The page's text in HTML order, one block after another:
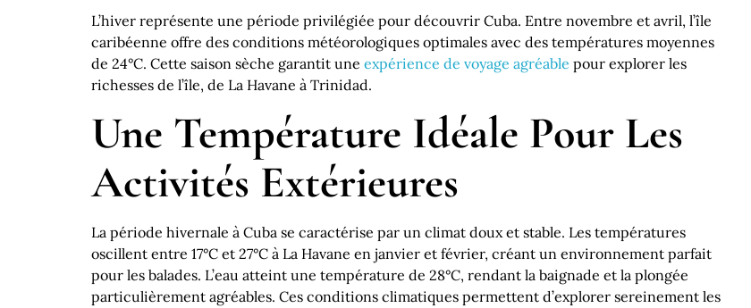
L’hiver représente une période privilégiée pour découvrir Cuba. Entre novembre et avril, l’île
caribéenne offre des conditions météorologiques optimales avec des températures moyennes
de 24°C. Cette saison sèche garantit une expérience de voyage agréable pour explorer les
richesses de l’île, de La Havane à Trinidad.
Une Température Idéale Pour Les
Activités Extérieures
La période hivernale à Cuba se caractérise par un climat doux et stable. Les températures
oscillent entre 17°C et 27°C à La Havane en janvier et février, créant un environnement parfait
pour les balades. L’eau atteint une température de 28°C, rendant la baignade et la plongée
particulièrement agréables. Ces conditions climatiques permettent d’explorer sereinement les